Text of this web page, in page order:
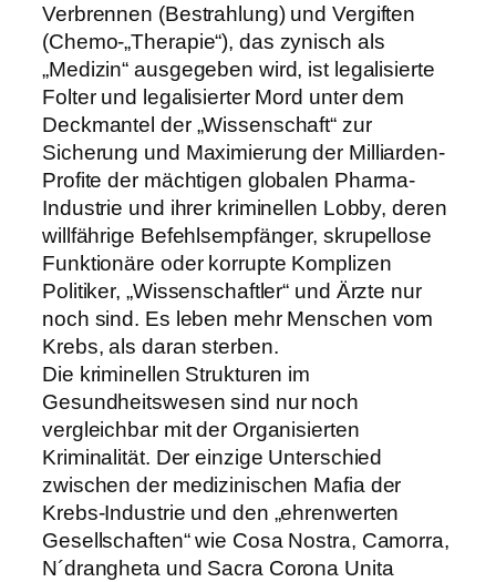
Verbrennen (Bestrahlung) und Vergiften
(Chemo-„Therapie“), das zynisch als
„Medizin“ ausgegeben wird, ist legalisierte
Folter und legalisierter Mord unter dem
Deckmantel der „Wissenschaft“ zur
Sicherung und Maximierung der Milliarden-
Profite der mächtigen globalen Pharma-
Industrie und ihrer kriminellen Lobby, deren
willfährige Befehlsempfänger, skrupellose
Funktionäre oder korrupte Komplizen
Politiker, „Wissenschaftler“ und Ärzte nur
noch sind. Es leben mehr Menschen vom
Krebs, als daran sterben.
Die kriminellen Strukturen im
Gesundheitswesen sind nur noch
vergleichbar mit der Organisierten
Kriminalität. Der einzige Unterschied
zwischen der medizinischen Mafia der
Krebs-Industrie und den „ehrenwerten
Gesellschaften“ wie Cosa Nostra, Camorra,
N´drangheta und Sacra Corona Unita